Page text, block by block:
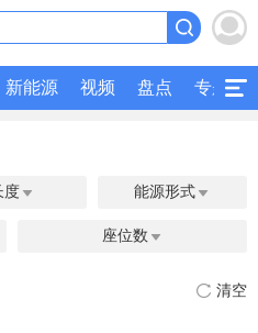
新能源 视频 盘点 专题
度  能源形式 
座位数 
清空